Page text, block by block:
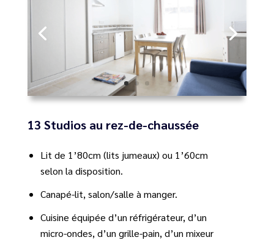
13 Studios au rez-de-chaussée
Lit de 1’80cm (lits jumeaux) ou 1’60cm
selon la disposition.
Canapé-lit, salon/salle à manger.
Cuisine équipée d’un réfrigérateur, d’un
micro-ondes, d’un grille-pain, d’un mixeur